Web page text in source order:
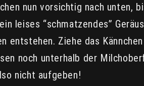
nun vorsichtig nach unten,
leises “schmatzendes”
entstehen. Ziehe das
noch unterhalb der
nicht aufgeben!